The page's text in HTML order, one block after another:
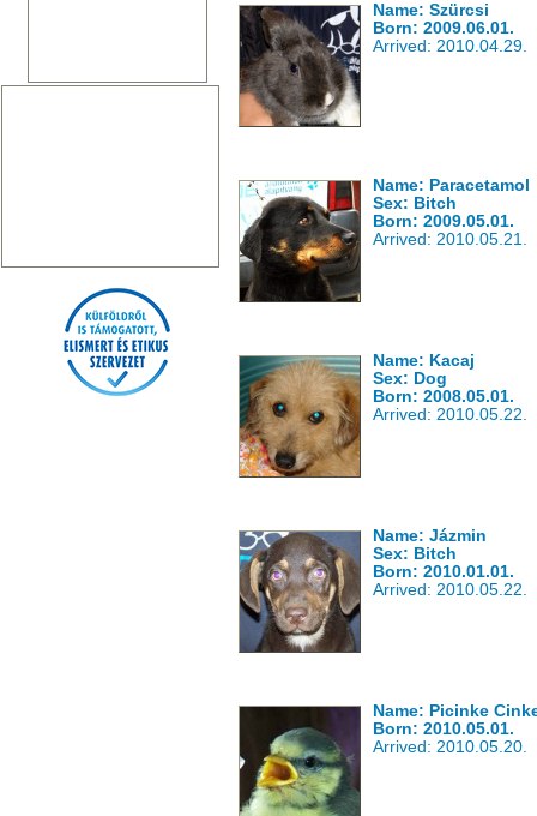
Name: Szürcsi
Born: 2009.06.01.
Arrived: 2010.04.29.
Name: Paracetamol
Sex: Bitch
Born: 2009.05.01.
Arrived: 2010.05.21.
Name: Kacaj
Sex: Dog
Born: 2008.05.01.
Arrived: 2010.05.22.
Name: Jázmin
Sex: Bitch
Born: 2010.01.01.
Arrived: 2010.05.22.
Name: Picinke
Born: 2010.05.01.
Arrived: 2010.05.20.